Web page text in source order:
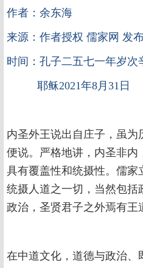
作者：余东海
来源：作者授权 儒家网 发
时间：孔子二五七一年岁次
耶稣2021年8月31日
内圣外王说出自庄子，虽
便说。严格地讲，内圣非内
具有覆盖性和统摄性。儒家
统摄人道之一切，当然包括
政治，圣贤君子之外焉有王
在中道文化，道德与政治、